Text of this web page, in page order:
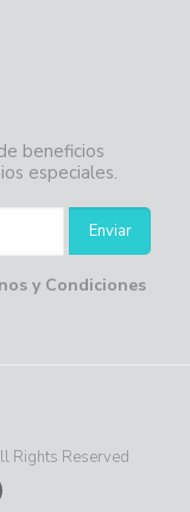
beneficios
especiales.
y Condiciones
Rights Reserved